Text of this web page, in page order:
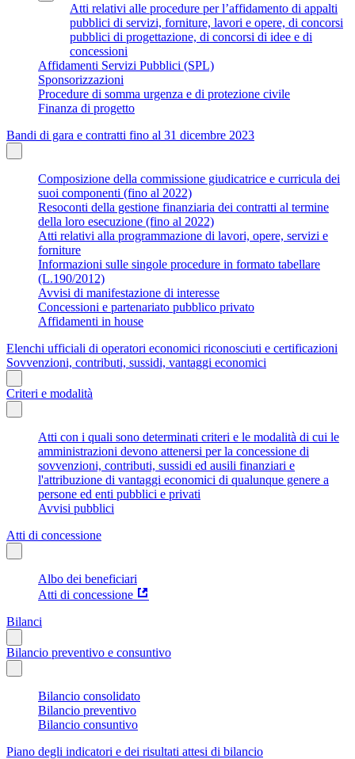
Atti relativi alle procedure per l’affidamento di appalti
pubblici di servizi, forniture, lavori e opere, di concorsi
pubblici di progettazione, di concorsi di idee e di
concessioni
Affidamenti Servizi Pubblici (SPL)
Sponsorizzazioni
Procedure di somma urgenza e di protezione civile
Finanza di progetto
Bandi di gara e contratti fino al 31 dicembre 2023
Composizione della commissione giudicatrice e curricula dei
suoi componenti (fino al 2022)
Resoconti della gestione finanziaria dei contratti al termine
della loro esecuzione (fino al 2022)
Atti relativi alla programmazione di lavori, opere, servizi e
forniture
Informazioni sulle singole procedure in formato tabellare
(L.190/2012)
Avvisi di manifestazione di interesse
Concessioni e partenariato pubblico privato
Affidamenti in house
Elenchi ufficiali di operatori economici riconosciuti e certificazioni
Sovvenzioni, contributi, sussidi, vantaggi economici
Criteri e modalità
Atti con i quali sono determinati criteri e le modalità di cui le
amministrazioni devono attenersi per la concessione di
sovvenzioni, contributi, sussidi ed ausili finanziari e
l'attribuzione di vantaggi economici di qualunque genere a
persone ed enti pubblici e privati
Avvisi pubblici
Atti di concessione
Albo dei beneficiari
Atti di concessione
Bilanci
Bilancio preventivo e consuntivo
Bilancio consolidato
Bilancio preventivo
Bilancio consuntivo
Piano degli indicatori e dei risultati attesi di bilancio